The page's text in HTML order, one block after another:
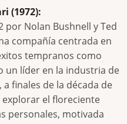
(1972):
por Nolan Bushnell y Ted
compañía centrada en
tempranos como
un líder en la industria de
finales de la década de
explorar el floreciente
personales, motivada